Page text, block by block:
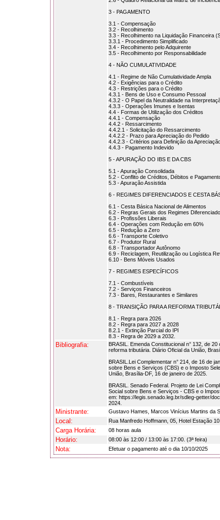
3 - PAGAMENTO
3.1 - Compensação
3.2 - Recolhimento
3.3 - Recolhimento na Liquidação Financeira
3.3.1 - Procedimento Simplificado
3.4 - Recolhimento pelo Adquirente
3.5 - Recolhimento por Responsabilidade
4 - NÃO CUMULATIVIDADE
4.1 - Regime de Não Cumulatividade Ampla
4.2 - Exigências para o Crédito
4.3 - Restrições para o Crédito
4.3.1 - Bens de Uso e Consumo Pessoal
4.3.2 - O Papel da Neutralidade na
4.3.3 - Operações Imunes e Isentas
4.4 - Formas de Utilização dos Créditos
4.4.1 - Compensação
4.4.2 - Ressarcimento
4.4.2.1 - Solicitação do Ressarcimento
4.4.2.2 - Prazo para Apreciação do Pedido
4.4.2.3 - Critérios para Definição da
4.4.3 - Pagamento Indevido
5 - APURAÇÃO DO IBS E DA CBS
5.1 - Apuração Consolidada
5.2 - Conflito de Créditos, Débitos e
5.3 - Apuração Assistida
6 - REGIMES DIFERENCIADOS E CESTA
6.1 - Cesta Básica Nacional de Alimentos
6.2 - Regras Gerais dos Regimes
6.3 - Profissões Liberais
6.4 - Operações com Redução em 60%
6.5 - Redução a Zero
6.6 - Transporte Coletivo
6.7 - Produtor Rural
6.8 - Transportador Autônomo
6.9 - Reciclagem, Reutilização ou Logística
6.10 - Bens Móveis Usados
7 - REGIMES ESPECÍFICOS
7.1 - Combustíveis
7.2 - Serviços Financeiros
7.3 - Bares, Restaurantes e Similares
8 - TRANSIÇÃO PARA A REFORMA
8.1 - Regra para 2026
8.2 - Regra para 2027 a 2028
8.2.1 - Extinção Parcial do IPI
8.3 - Regra de 2029 a 2032.
Bibliografia:
BRASIL. Emenda Constitucional n° 132, de
reforma tributária. Diário Oficial da União,
BRASIL.Lei Complementar n° 214, de 16 de
sobre Bens e Serviços (CBS) e o Imposto
União, Brasília-DF, 16 de janeiro de 2025.
BRASIL. Senado Federal. Projeto de Lei
Social sobre Bens e Serviços - CBS e o
em: https://legis.senado.leg.br/sdleg-getter/
2024.
Ministrante: Gustavo Hames, Marcos Vinícius Martins da
Local: Rua Manfredo Hoffmann, 05, Hotel Estação
Carga Horária: 08 horas aula
Horário: 08:00 às 12:00 / 13:00 às 17:00. (3ª feira)
Nota: Efetuar o pagamento até o dia 10/10/2025